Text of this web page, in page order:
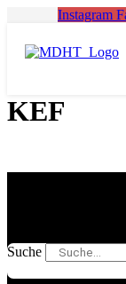
springen
Instagram
KEF
Suche